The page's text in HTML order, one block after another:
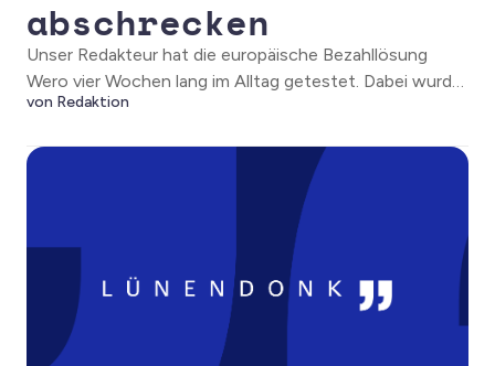
abschrecken
Unser Redakteur hat die europäische Bezahllösung
Wero vier Wochen lang im Alltag getestet. Dabei wurde
eine große Schwachstelle deutlich.
von Redaktion